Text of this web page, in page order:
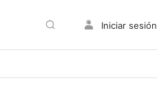
Iniciar sesión